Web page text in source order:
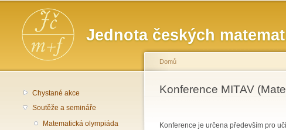
Jednota českých
Hlavní menu
Chystané akce
Soutěže a semináře
Matematická olympiáda
Jste zde
Domů
Konference MITAV
Konference je určena především pro